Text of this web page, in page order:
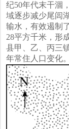
纪50年代末干涸
域逐步减少尾闾
输水，有效遏制
28平方千米，形
县甲、乙、丙三
年常住人口变化